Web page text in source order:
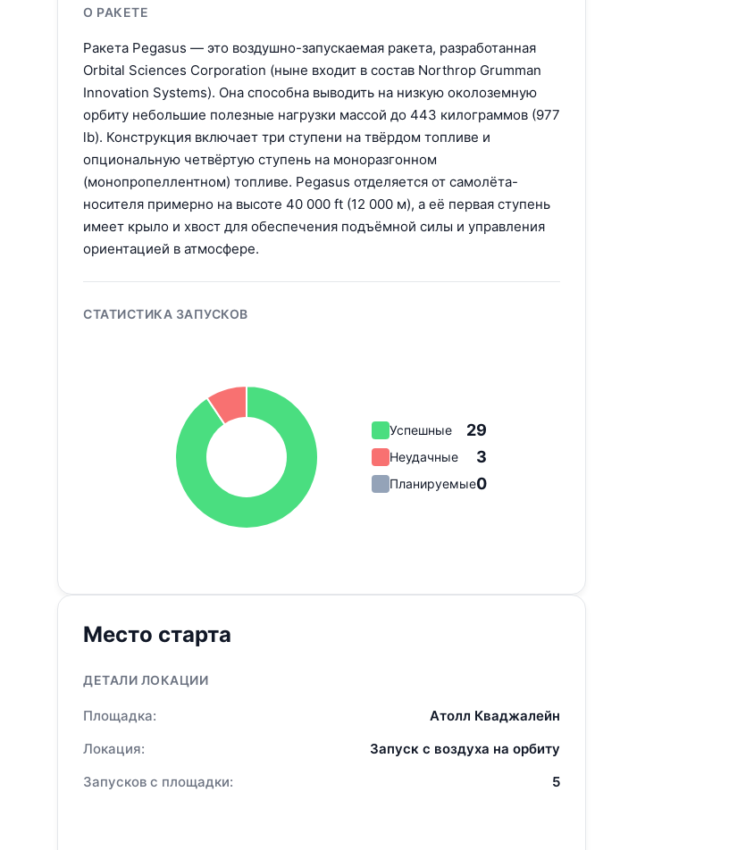
О РАКЕТЕ
Ракета Pegasus — это воздушно-запускаемая ракета, разработанная
Orbital Sciences Corporation (ныне входит в состав Northrop Grumman
Innovation Systems). Она способна выводить на низкую околоземную
орбиту небольшие полезные нагрузки массой до 443 килограммов (977
lb). Конструкция включает три ступени на твёрдом топливе и
опциональную четвёртую ступень на моноразгонном
(монопропеллентном) топливе. Pegasus отделяется от самолёта-
носителя примерно на высоте 40 000 ft (12 000 м), а её первая ступень
имеет крыло и хвост для обеспечения подъёмной силы и управления
ориентацией в атмосфере.
СТАТИСТИКА ЗАПУСКОВ
Успешные 29
Неудачные 3
Планируемые0
Место старта
ДЕТАЛИ ЛОКАЦИИ
Площадка:
Атолл Кваджалейн
Локация:
Запуск с воздуха на орбиту
Запусков с площадки:
5